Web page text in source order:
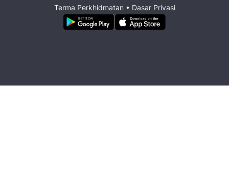
Terma Perkhidmatan• Dasar Privasi